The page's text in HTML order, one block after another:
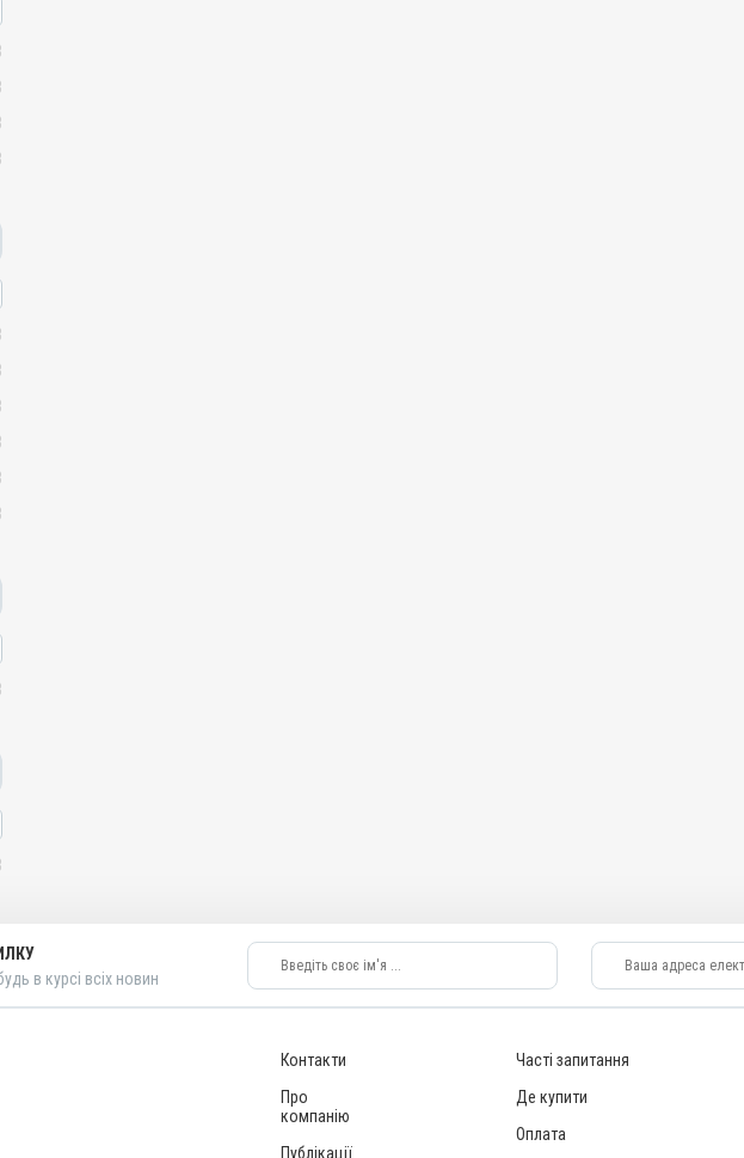
в курсі всіх новин
Контакти
Про
компанію
Публікації
Часті запитання
Де купити
Оплата